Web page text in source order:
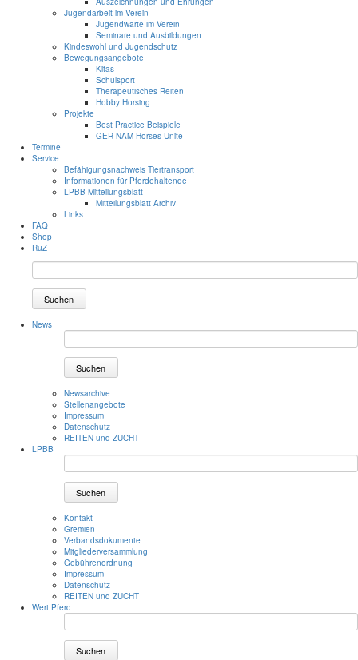
Jugendarbeit im Verein
Jugendwarte im Verein
Seminare und Ausbildungen
Kindeswohl und Jugendschutz
Bewegungsangebote
Kitas
Schulsport
Therapeutisches Reiten
Hobby Horsing
Projekte
Best Practice Beispiele
GER-NAM Horses Unite
Termine
Service
Befähigungsnachweis Tiertransport
Informationen für Pferdehaltende
LPBB-Mitteilungsblatt
Mitteilungsblatt Archiv
Links
FAQ
Shop
RuZ
Suchen
News
Suchen
Newsarchive
Stellenangebote
Impressum
Datenschutz
REITEN und ZUCHT
LPBB
Suchen
Kontakt
Gremien
Verbandsdokumente
Mitgliederversammlung
Gebührenordnung
Impressum
Datenschutz
REITEN und ZUCHT
Wert Pferd
Suchen